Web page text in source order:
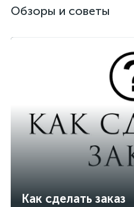
Обзоры и советы
Как сделать заказ